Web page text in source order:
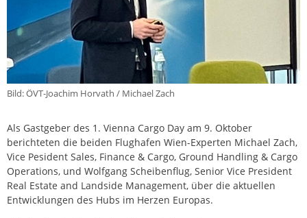
Bild: ÖVT-Joachim Horvath / Michael Zach
Als Gastgeber des 1. Vienna Cargo Day am 9. Oktober
berichteten die beiden Flughafen Wien-Experten Michael Zach,
Vice Pesident Sales, Finance & Cargo, Ground Handling & Cargo
Operations, und Wolfgang Scheibenflug, Senior Vice President
Real Estate and Landside Management, über die aktuellen
Entwicklungen des Hubs im Herzen Europas.